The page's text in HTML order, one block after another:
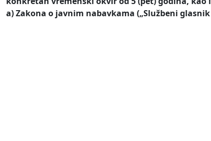
a) Zakona o javnim nabavkama („Službeni